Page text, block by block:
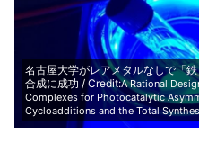
名古屋大学がレアメタルなしで「
合成に成功 / Credit:A Rational
Complexes for Photocatalytic
Cycloadditions and the Total